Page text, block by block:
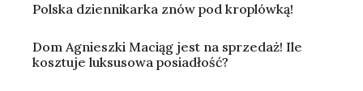
Polska dziennikarka znów pod kroplówką!
Dom Agnieszki Maciąg jest na sprzedaż! Ile
kosztuje luksusowa posiadłość?